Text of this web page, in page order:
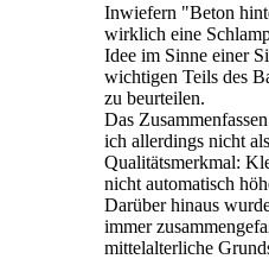
Inwiefern "Beton
wirklich eine
Idee im Sinne einer
wichtigen Teils des
zu beurteilen.
Das
ich allerdings nicht
Qualitätsmerkmal:
nicht automatisch
Darüber hinaus
immer
mittelalterliche